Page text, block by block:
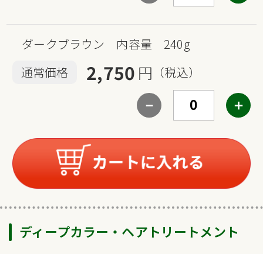
ダークブラウン 内容量 240g
通常価格
2,750 円 （税込）
－ ＋
ディープカラー・ヘアトリートメント